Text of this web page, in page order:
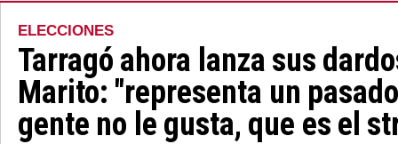
ELECCIONES
Tarragó ahora lanza sus
Marito: "representa un
gente no le gusta, que es el